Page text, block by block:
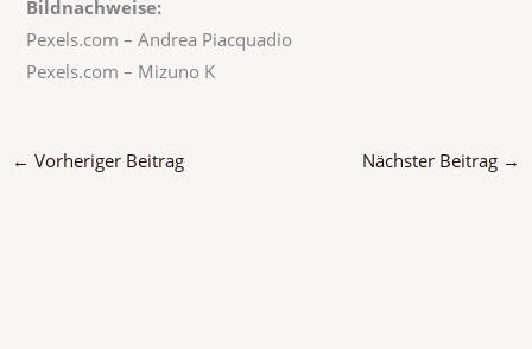
Bildnachweise:
Pexels.com – Andrea Piacquadio
Pexels.com – Mizuno K
← Vorheriger Beitrag Nächster Beitrag →